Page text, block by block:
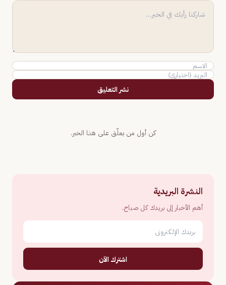
نشر التعليق
كن أول من يعلّق على هذا الخبر.
النشرة البريدية
أهم الأخبار إلى بريدك كل صباح.
اشترك الآن